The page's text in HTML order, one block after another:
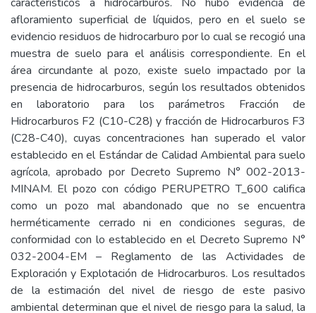
afloramiento superficial de líquidos, pero en el suelo se
evidencio residuos de hidrocarburo por lo cual se recogió una
muestra de suelo para el análisis correspondiente. En el
área circundante al pozo, existe suelo impactado por la
presencia de hidrocarburos, según los resultados obtenidos
en laboratorio para los parámetros Fracción de
Hidrocarburos F2 (C10-C28) y fracción de Hidrocarburos F3
(C28-C40), cuyas concentraciones han superado el valor
establecido en el Estándar de Calidad Ambiental para suelo
agrícola, aprobado por Decreto Supremo N° 002-2013-
MINAM. El pozo con código PERUPETRO T_600 califica
como un pozo mal abandonado que no se encuentra
herméticamente cerrado ni en condiciones seguras, de
conformidad con lo establecido en el Decreto Supremo N°
032-2004-EM – Reglamento de las Actividades de
Exploración y Explotación de Hidrocarburos. Los resultados
de la estimación del nivel de riesgo de este pasivo
ambiental determinan que el nivel de riesgo para la salud, la